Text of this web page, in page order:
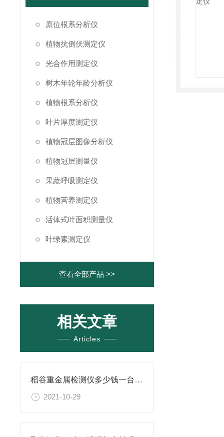
原位根系分析仪
植物抗倒伏测定仪
光合作用测定仪
树木年轮年龄分析仪
植物根系分析仪
叶片厚度测定仪
植物冠层图像分析仪
植物冠层测量仪
果蔬呼吸测定仪
植物营养测定仪
活体式叶面积测量仪
叶绿素测定仪
查看全部产品 >>
相关文章
Articles
稻谷重金属检测仪多少钱一台@2021厂家价格
2021-10-29